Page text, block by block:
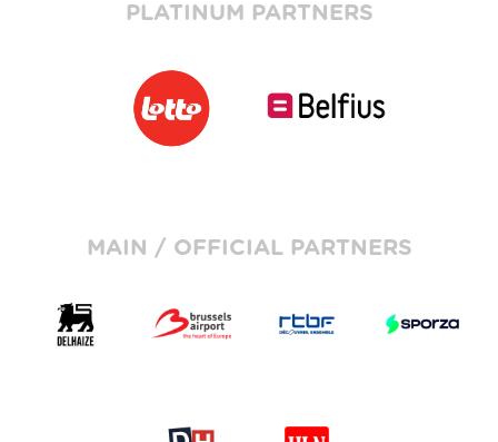
PLATINUM PARTNERS
MAIN / OFFICIAL PARTNERS